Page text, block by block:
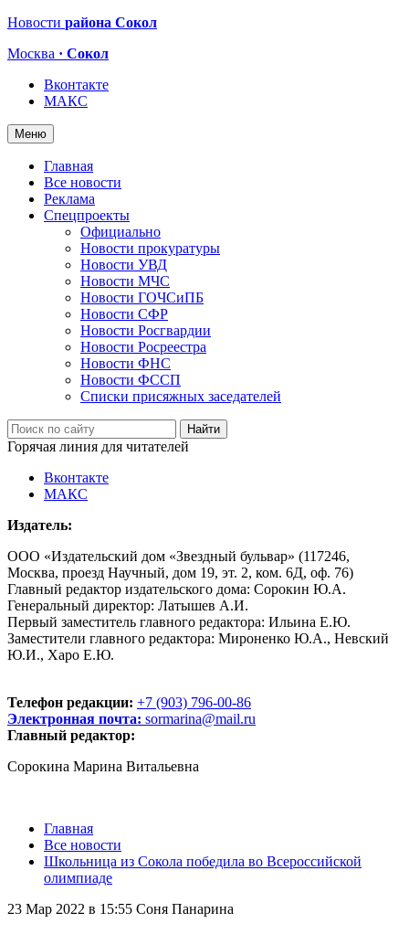
Новости района Сокол
Москва · Сокол
Вконтакте
МАКС
Меню
Главная
Все новости
Реклама
Спецпроекты
Официально
Новости прокуратуры
Новости УВД
Новости МЧС
Новости ГОЧСиПБ
Новости СФР
Новости Росгвардии
Новости Росреестра
Новости ФНС
Новости ФССП
Списки присяжных заседателей
Горячая линия для читателей
Вконтакте
МАКС
Издатель:
ООО «Издательский дом «Звездный бульвар» (117246,
Москва, проезд Научный, дом 19, эт. 2, ком. 6Д, оф. 76)
Главный редактор издательского дома: Сорокин Ю.А.
Генеральный директор: Латышев А.И.
Первый заместитель главного редактора: Ильина Е.Ю.
Заместители главного редактора: Мироненко Ю.А., Невский
Ю.И., Харо Е.Ю.
Телефон редакции: +7 (903) 796-00-86
Электронная почта: sormarina@mail.ru
Главный редактор:
Сорокина Марина Витальевна
Главная
Все новости
Школьница из Сокола победила во Всероссийской
олимпиаде
23 Мар 2022 в 15:55 Соня Панарина